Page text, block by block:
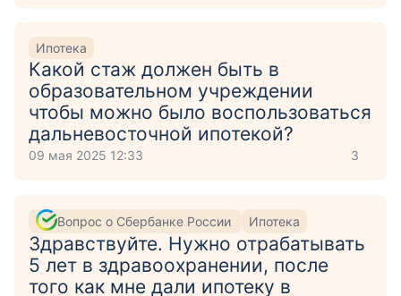
Ипотека
Какой стаж должен быть в
образовательном учреждении
чтобы можно было воспользоваться
дальневосточной ипотекой?
09 мая 2025 12:33 3
Вопрос о Сбербанке России Ипотека
Здравствуйте. Нужно отрабатывать
5 лет в здравоохранении, после
того как мне дали ипотеку в